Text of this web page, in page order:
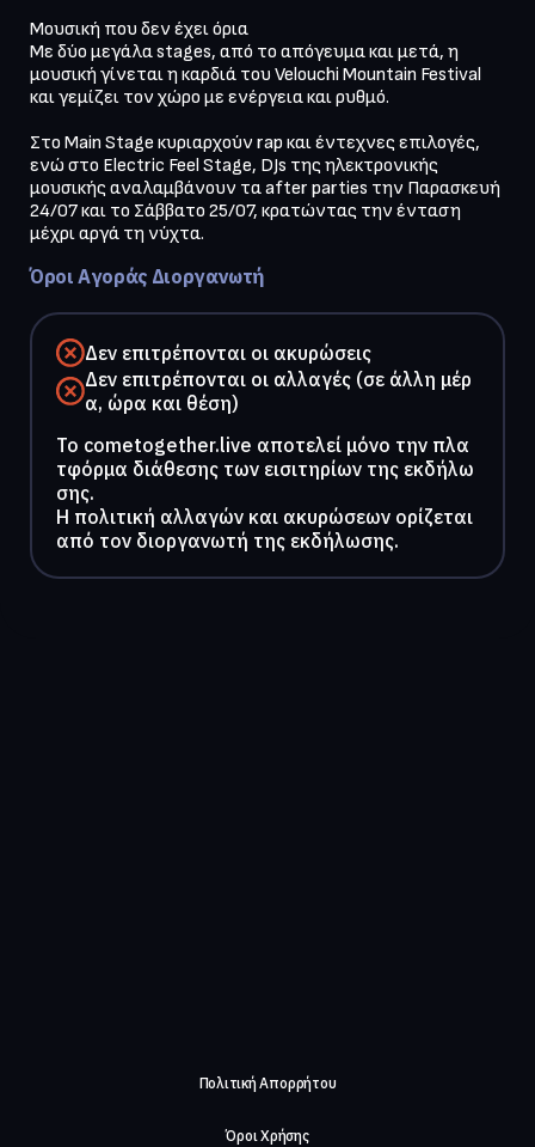
Μουσική που δεν έχει όρια
Με δύο μεγάλα stages, από το απόγευμα και μετά, η
μουσική γίνεται η καρδιά του Velouchi Mountain Festival
και γεμίζει τον χώρο με ενέργεια και ρυθμό.
Στο Main Stage κυριαρχούν rap και έντεχνες επιλογές,
ενώ στο Electric Feel Stage, DJs της ηλεκτρονικής
μουσικής αναλαμβάνουν τα after parties την Παρασκευή
24/07 και το Σάββατο 25/07, κρατώντας την ένταση
Όροι Αγοράς Διοργανωτή
Δεν επιτρέπονται οι ακυρώσεις
Δεν επιτρέπονται οι αλλαγές (σε άλλη μέρ
α, ώρα και θέση)
To cometogether.live αποτελεί μόνο την πλα
τφόρμα διάθεσης των εισιτηρίων της εκδήλω
σης.
Η πολιτική αλλαγών και ακυρώσεων ορίζεται
από τον διοργανωτή της εκδήλωσης.
Πολιτική Απορρήτου
Όροι Χρήσης